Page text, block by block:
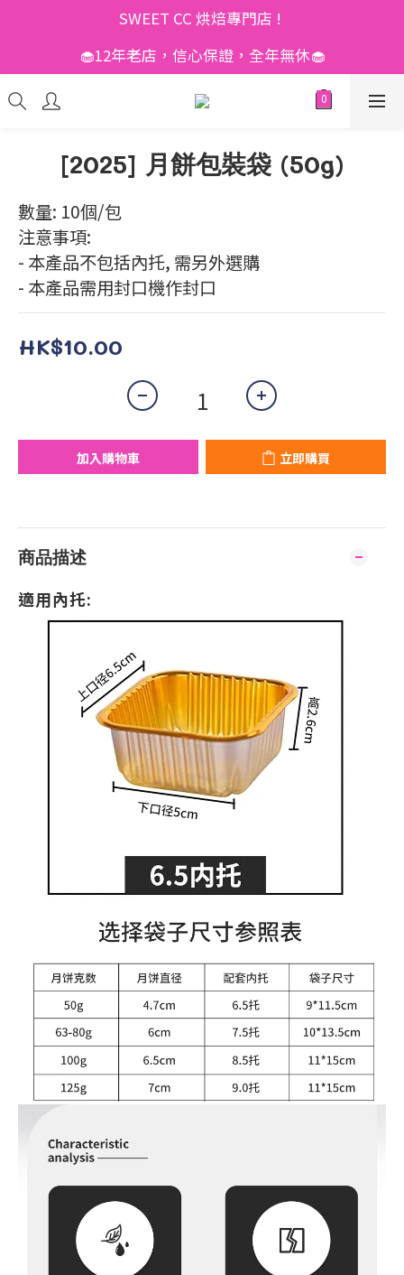
SWEET CC 烘焙專門店 !
🧁12年老店，信心保證，全年無休🧁
[2025] 月餅包裝袋 (50g)
數量: 10個/包
注意事項:
- 本產品不包括內托, 需另外選購
- 本產品需用封口機作封口
HK$10.00
加入購物車 立即購買
商品描述
適用內托: